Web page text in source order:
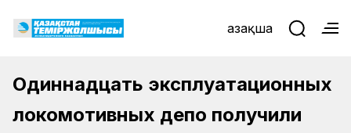
Қазақша
Одиннадцать эксплуатационных
локомотивных депо получили